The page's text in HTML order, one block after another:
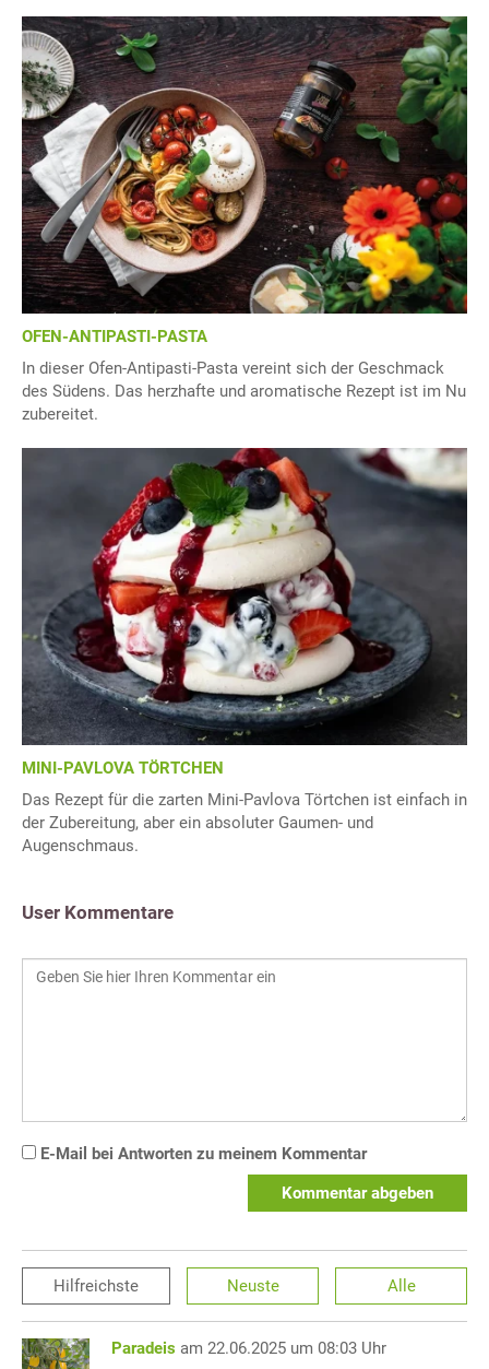
OFEN-ANTIPASTI-PASTA
In dieser Ofen-Antipasti-Pasta vereint sich der Geschmack
des Südens. Das herzhafte und aromatische Rezept ist im Nu
zubereitet.
MINI-PAVLOVA TÖRTCHEN
Das Rezept für die zarten Mini-Pavlova Törtchen ist einfach in
der Zubereitung, aber ein absoluter Gaumen- und
Augenschmaus.
User Kommentare
E-Mail bei Antworten zu meinem Kommentar
Kommentar abgeben
Hilfreichste Neuste Alle
Paradeis am 22.06.2025 um 08:03 Uhr